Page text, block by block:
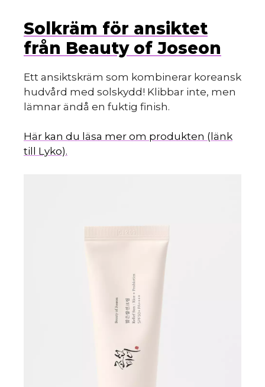
Solkräm för ansiktet
från Beauty of Joseon
Ett ansiktskräm som kombinerar koreansk
hudvård med solskydd! Klibbar inte, men
lämnar ändå en fuktig finish.
Här kan du läsa mer om produkten (länk
till Lyko).